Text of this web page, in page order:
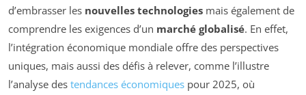
d’embrasser les nouvelles technologies mais également de
comprendre les exigences d’un marché globalisé. En effet,
l’intégration économique mondiale offre des perspectives
uniques, mais aussi des défis à relever, comme l’illustre
l’analyse des tendances économiques pour 2025, où